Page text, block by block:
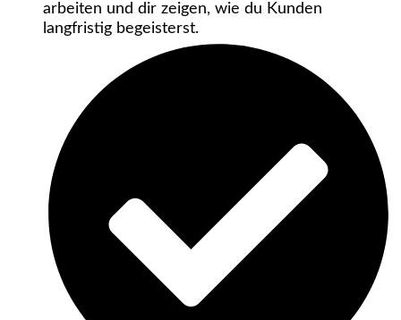
arbeiten und dir zeigen, wie du Kunden
langfristig begeisterst.